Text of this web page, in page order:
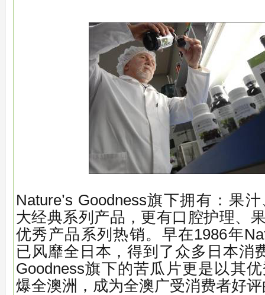
Nature’s Goodness旗下拥有：果
大经典系列产品，更有口腔护理、
优秀产品系列热销。早在1986年
已风靡全日本，得到了众多日本消
Goodness旗下的苦瓜片更是以其
爆全澳洲，成为全澳广受消费者好